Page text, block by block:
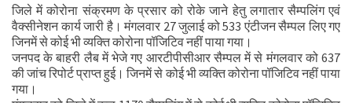
जिले में कोरोना संक्रमण के प्रसार को रोके जाने हेतु लगातार सैम्पलिंग एवं
वैक्सीनेशन कार्य जारी है। मंगलवार 27 जुलाई को 533 एंटीजन सैम्पल लिए गए
जिनमें से कोई भी व्यक्ति कोरोना पॉजिटिव नहीं पाया गया।
जनपद के बाहरी लैब में भेजे गए आरटीपीसीआर सैम्पल में से मंगलवार को 637
की जांच रिपोर्ट प्राप्त हुई। जिनमें से कोई भी व्यक्ति कोरोना पॉजिटिव नहीं पाया
गया।